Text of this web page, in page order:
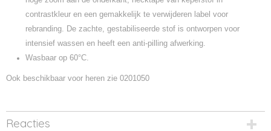
contrastkleur en een gemakkelijk te verwijderen label voor
rebranding. De zachte, gestabiliseerde stof is ontworpen voor
intensief wassen en heeft een anti-pilling afwerking.
Wasbaar op 60°C.
Ook beschikbaar voor heren zie 0201050
Reacties